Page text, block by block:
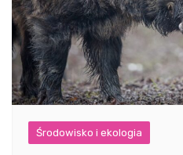
Środowisko i ekologia